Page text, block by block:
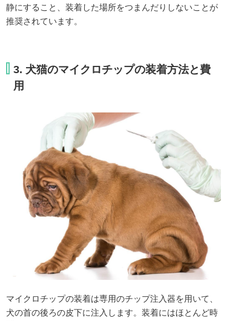
静にすること、装着した場所をつまんだりしないことが
推奨されています。
3. 犬猫のマイクロチップの装着方法と費
用
マイクロチップの装着は専用のチップ注入器を用いて、
犬の首の後ろの皮下に注入します。装着にはほとんど時